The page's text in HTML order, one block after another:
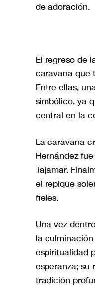
de adoración.
El regreso de
caravana que
Entre ellas,
simbólico, ya
central en la
La caravana
Hernández
Tajamar.
el repique
fieles.
Una vez
la
espiritualidad
esperanza; su
tradición